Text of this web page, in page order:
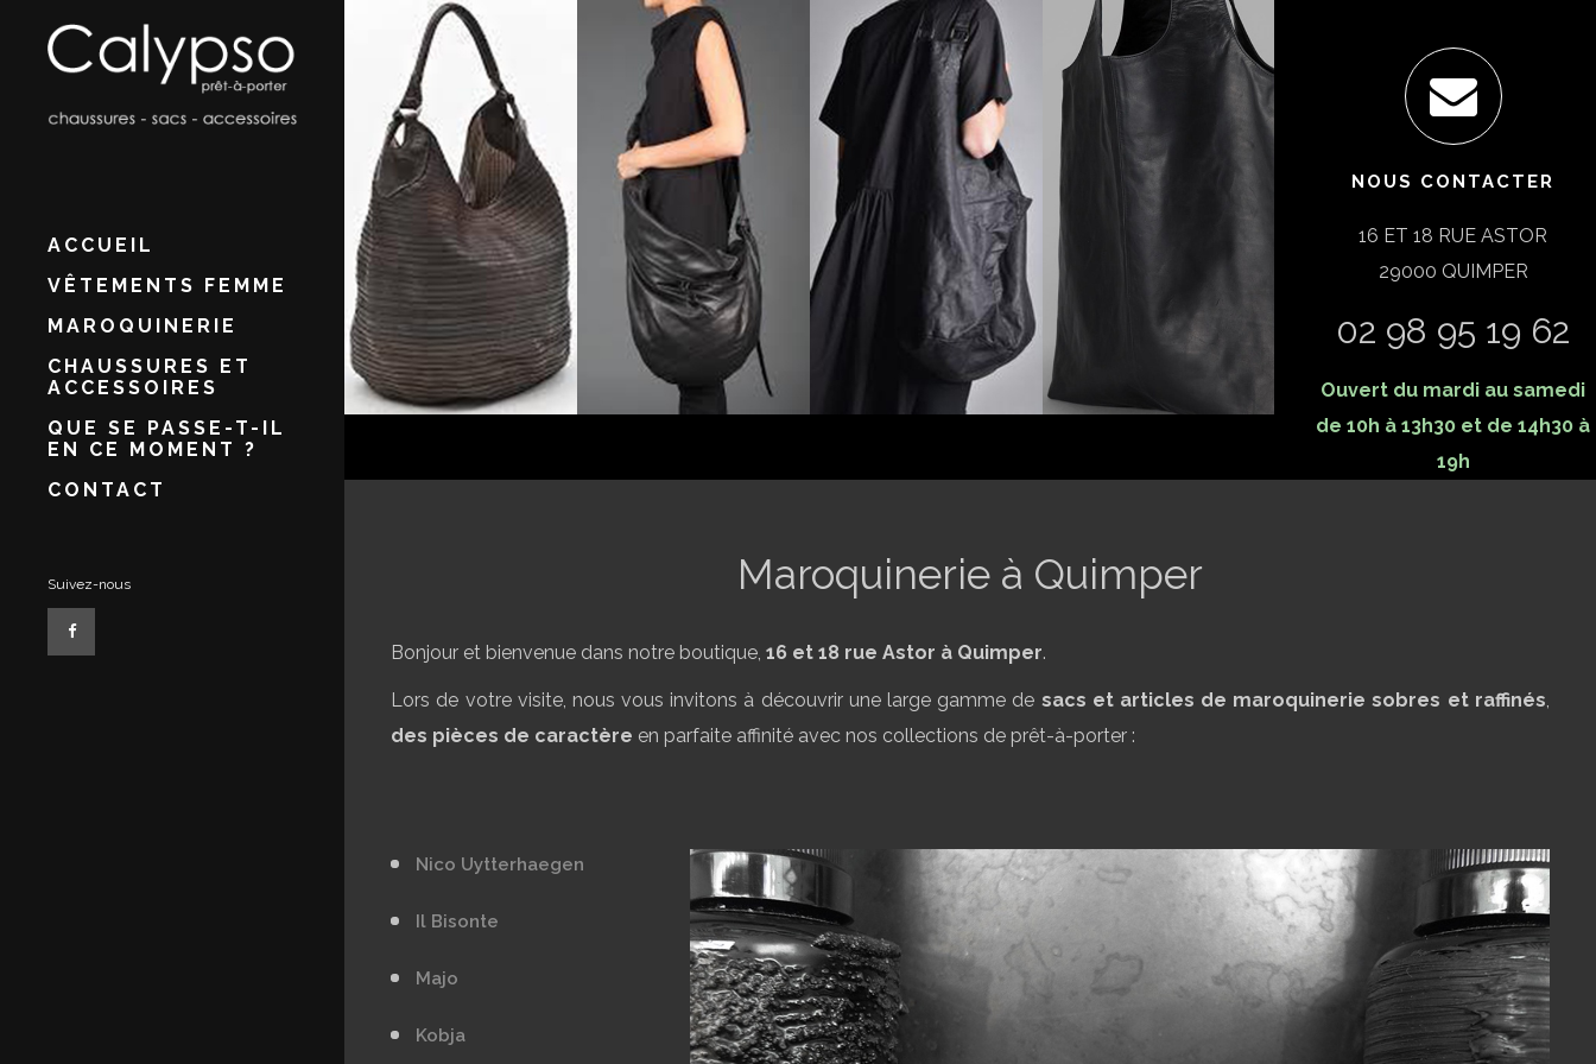
ACCUEIL
VÊTEMENTS FEMME
MAROQUINERIE
CHAUSSURES ET
ACCESSOIRES
QUE SE PASSE-T-IL
EN CE MOMENT ?
CONTACT
Suivez-nous
NOUS CONTACTER
16 ET 18 RUE ASTOR
29000 QUIMPER
02 98 95 19 62
Ouvert du mardi au samedi
de 10h à 13h30 et de 14h30 à
19h
Maroquinerie à Quimper
Bonjour et bienvenue dans notre boutique,16 et 18 rue Astor à Quimper.
Lors de votre visite, nous vous invitons à découvrir une large gamme de sacs et articles de maroquinerie sobres et raffinés,
des pièces de caractère en parfaite affinité avec nos collections de prêt-à-porter :
Nico Uytterhaegen
Il Bisonte
Majo
Kobja